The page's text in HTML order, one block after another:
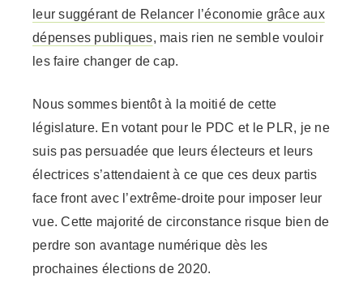
leur suggérant de Relancer l’économie grâce aux
dépenses publiques, mais rien ne semble vouloir
les faire changer de cap.
Nous sommes bientôt à la moitié de cette
législature. En votant pour le PDC et le PLR, je ne
suis pas persuadée que leurs électeurs et leurs
électrices s’attendaient à ce que ces deux partis
face front avec l’extrême-droite pour imposer leur
vue. Cette majorité de circonstance risque bien de
perdre son avantage numérique dès les
prochaines élections de 2020.